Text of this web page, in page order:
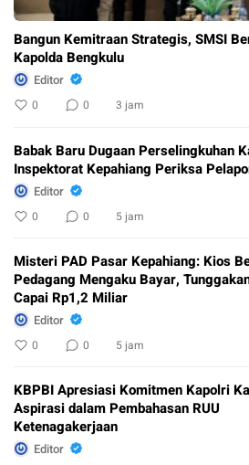
Bangun Kemitraan Strategis, SMSI
Kapolda Bengkulu
Editor
0 0 3 jam
Babak Baru Dugaan Perselingkuhan
Inspektorat Kepahiang Periksa
Editor
0 0 5 jam
Misteri PAD Pasar Kepahiang: Kios
Pedagang Mengaku Bayar,
Capai Rp1,2 Miliar
Editor
0 0 5 jam
KBPBI Apresiasi Komitmen Kapolri
Aspirasi dalam Pembahasan RUU
Ketenagakerjaan
Editor